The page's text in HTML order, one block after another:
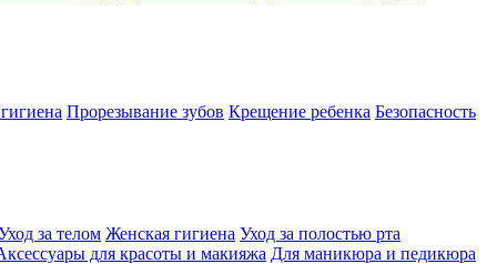
Прорезывание зубов Крещение ребенка Безопасность
за телом Женская гигиена Уход за полостью рта
для красоты и макияжа Для маникюра и педикюра